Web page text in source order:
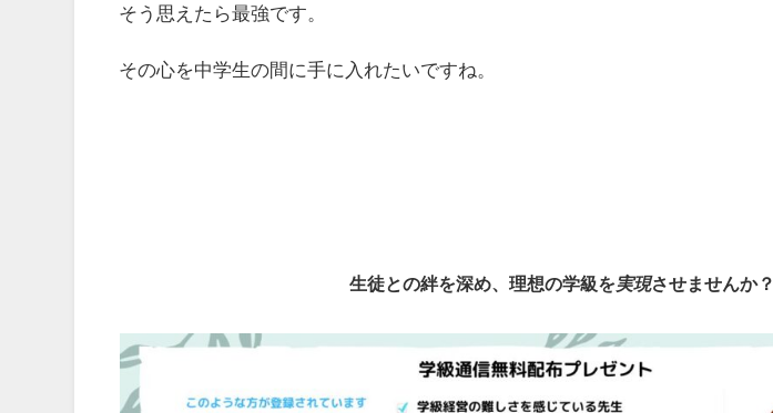
そう思えたら最強です。
その心を中学生の間に手に入れたいですね。
生徒との絆を深め、理想の学級を実現させませんか？